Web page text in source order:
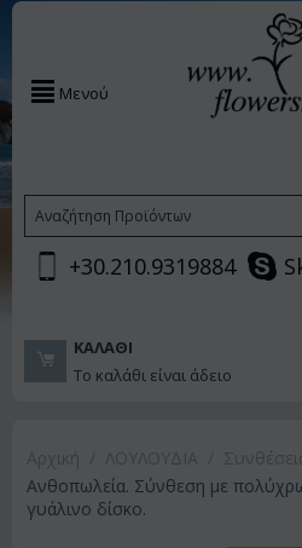
Μενού
+30.210.9319884
ΚΑΛΆΘΙ
Το καλάθι είναι άδειο
Ανθοπωλεία. Σύνθεση με
γυάλινο δίσκο.